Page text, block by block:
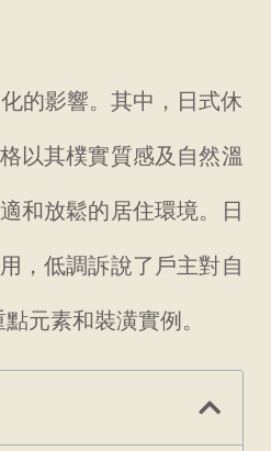
的影響。其中，日式休
以其樸實質感及自然溫
和放鬆的居住環境。日
，低調訴說了戶主對自
元素和裝潢實例。